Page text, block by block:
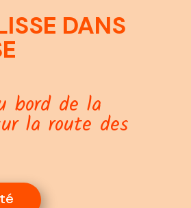
DANS
bord de la
la route des